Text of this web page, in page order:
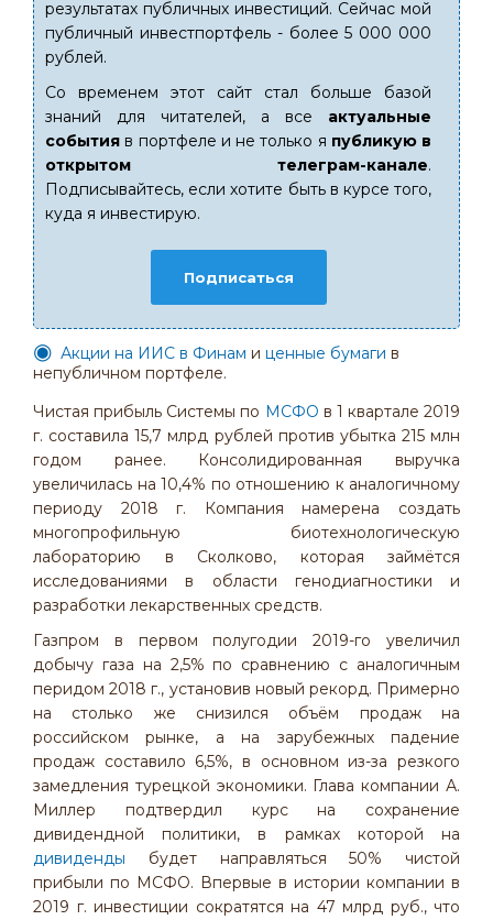
результатах публичных инвестиций. Сейчас мой
публичный инвестпортфель - более 5 000 000
рублей.
Со временем этот сайт стал больше базой
знаний для читателей, а все актуальные
события в портфеле и не только я публикую в
открытом телеграм-канале.
Подписывайтесь, если хотите быть в курсе того,
куда я инвестирую.
Подписаться
Акции на ИИС в Финам и ценные бумаги в
непубличном портфеле.
Чистая прибыль Системы по МСФО в 1 квартале 2019
г. составила 15,7 млрд рублей против убытка 215 млн
годом ранее. Консолидированная выручка
увеличилась на 10,4% по отношению к аналогичному
периоду 2018 г. Компания намерена создать
многопрофильную биотехнологическую
лабораторию в Сколково, которая займётся
исследованиями в области генодиагностики и
разработки лекарственных средств.
Газпром в первом полугодии 2019-го увеличил
добычу газа на 2,5% по сравнению с аналогичным
перидом 2018 г., установив новый рекорд. Примерно
на столько же снизился объём продаж на
российском рынке, а на зарубежных падение
продаж составило 6,5%, в основном из-за резкого
замедления турецкой экономики. Глава компании А.
Миллер подтвердил курс на сохранение
дивидендной политики, в рамках которой на
дивиденды будет направляться 50% чистой
прибыли по МСФО. Впервые в истории компании в
2019 г. инвестиции сократятся на 47 млрд руб., что